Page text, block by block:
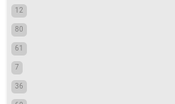
12
80
61
7
36